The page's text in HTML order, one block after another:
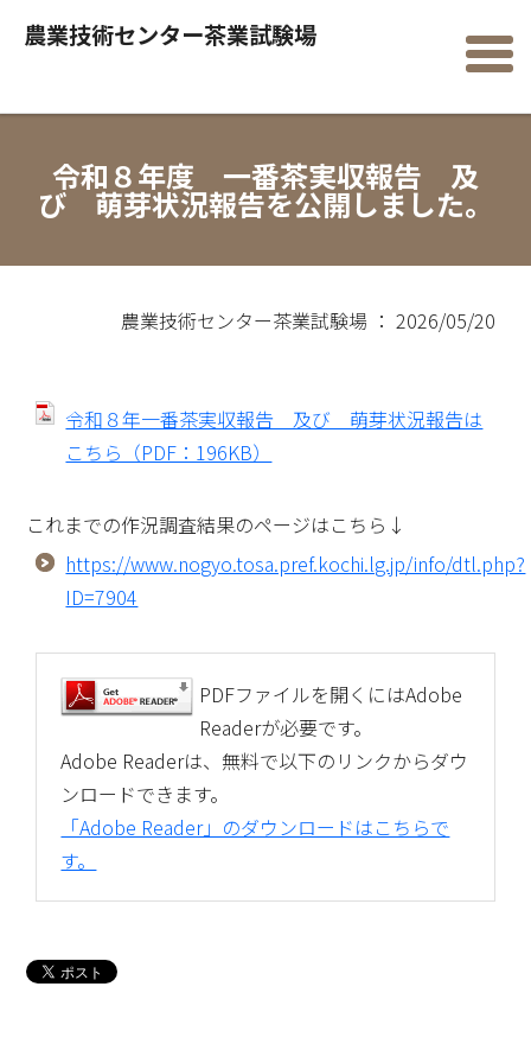
農業技術センター茶業試験場
令和８年度 一番茶実収報告 及
び 萌芽状況報告を公開しました。
農業技術センター茶業試験場 ： 2026/05/20
令和８年一番茶実収報告 及び 萌芽状況報告は
こちら（PDF：196KB）
これまでの作況調査結果のページはこちら↓
https://www.nogyo.tosa.pref.kochi.lg.jp/info/dtl.php?
ID=7904
PDFファイルを開くにはAdobe
Readerが必要です。
Adobe Readerは、無料で以下のリンクからダウ
ンロードできます。
「Adobe Reader」のダウンロードはこちらで
す。